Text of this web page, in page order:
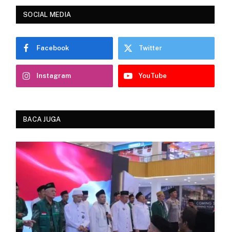
SOCIAL MEDIA
Facebook Twitter
Instagram YouTube
BACA JUGA